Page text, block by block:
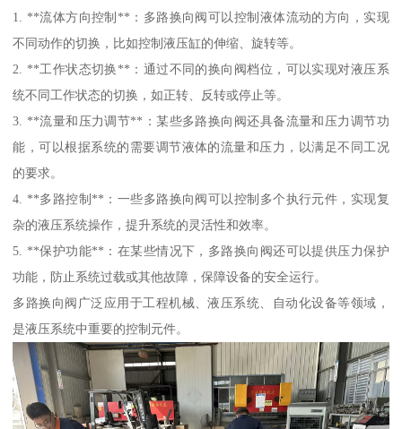
1. **流体方向控制**：多路换向阀可以控制液体流动的方向，实现
不同动作的切换，比如控制液压缸的伸缩、旋转等。
2. **工作状态切换**：通过不同的换向阀档位，可以实现对液压系
统不同工作状态的切换，如正转、反转或停止等。
3. **流量和压力调节**：某些多路换向阀还具备流量和压力调节功
能，可以根据系统的需要调节液体的流量和压力，以满足不同工况
的要求。
4. **多路控制**：一些多路换向阀可以控制多个执行元件，实现复
杂的液压系统操作，提升系统的灵活性和效率。
5. **保护功能**：在某些情况下，多路换向阀还可以提供压力保护
功能，防止系统过载或其他故障，保障设备的安全运行。
多路换向阀广泛应用于工程机械、液压系统、自动化设备等领域，
是液压系统中重要的控制元件。